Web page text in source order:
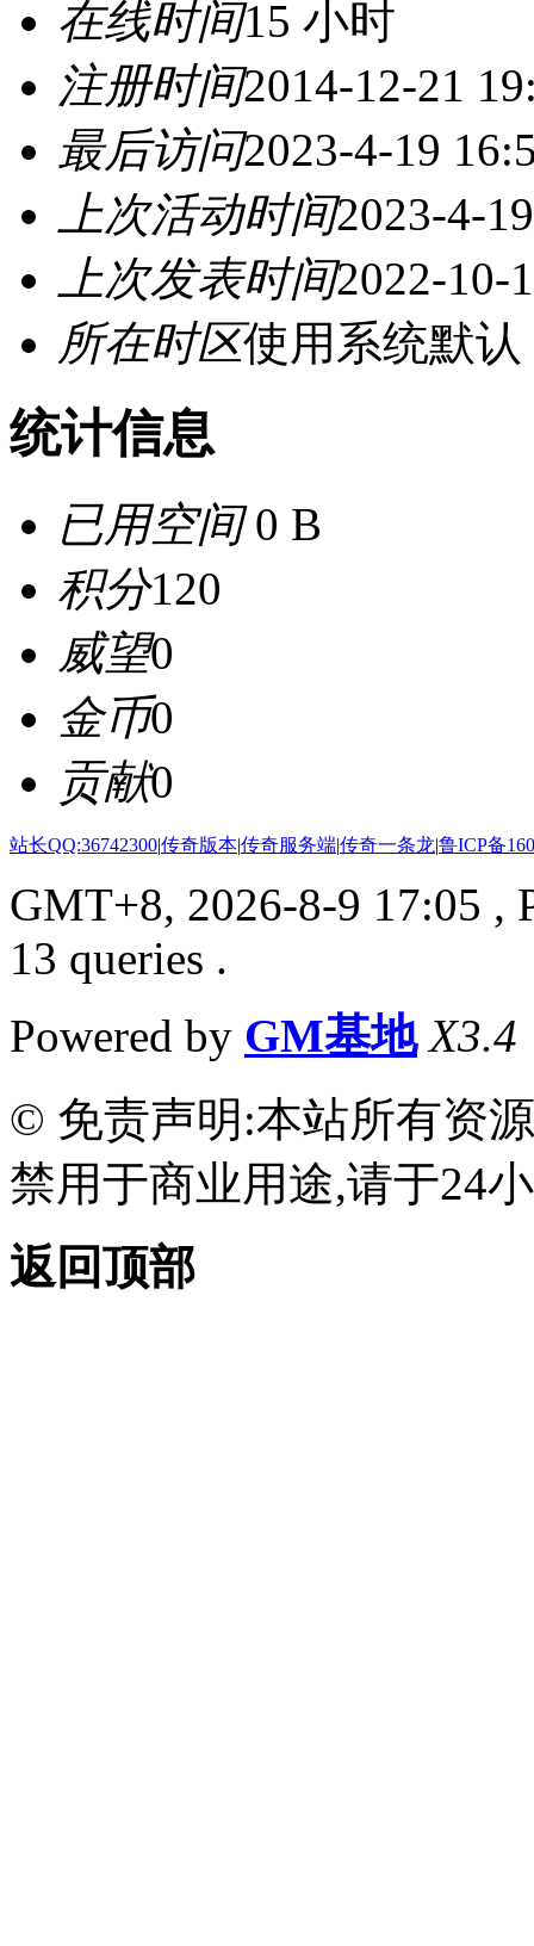
在线时间15 小时
注册时间2014-12-21
最后访问2023-4-19
上次活动时间2023-4-
上次发表时间2022-10-
所在时区使用系统默认
统计信息
已用空间0 B
积分120
威望0
金币0
贡献0
站长QQ:36742300|传奇版本|传奇服务端|传奇一条龙|鲁ICP备
GMT+8, 2026-8-9 17:05 ,
13 queries .
Powered by GM基地 X3.4
© 免责声明:本站所有资
禁用于商业用途,请于24
返回顶部